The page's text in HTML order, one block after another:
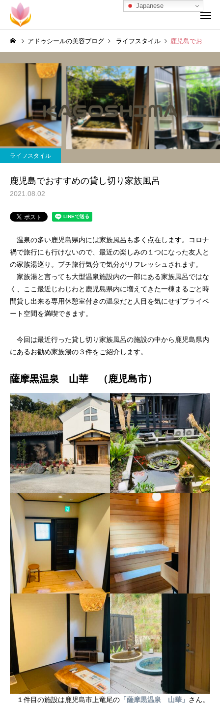
アドゥシールの美容ブログ ライフスタイル 鹿児島でおすすめの貸し切り家族風呂
ライフスタイル
鹿児島でおすすめの貸し切り家族風呂
2021.08.02
温泉の多い鹿児島県内には家族風呂も多く点在します。コロナ
禍で旅行にも行けないので、最近の楽しみの１つになった友人と
の家族湯巡り。プチ旅行気分で気分がリフレッシュされます。
家族湯と言っても大型温泉施設内の一部にある家族風呂ではな
く、ここ最近じわじわと鹿児島県内に増えてきた一棟まるごと時
間貸し出来る専用休憩室付きの温泉だと人目を気にせずプライベ
ート空間を満喫できます。
今回は最近行った貸し切り家族風呂の施設の中から鹿児島県内
にあるお勧め家族湯の３件をご紹介します。
薩摩黒温泉 山華 （鹿児島市）
１件目の施設は鹿児島市上竜尾の 「薩摩黒温泉 山華」 さん。
Japanese